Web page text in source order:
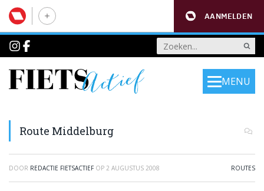
AANMELDEN
MENU
Route Middelburg
DOOR REDACTIE FIETSACTIEF OP 2 AUGUSTUS 2008 ROUTES